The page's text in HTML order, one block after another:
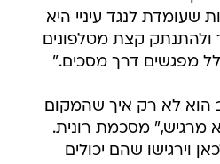
לנגד עיניי היא
ולהתנתק קצת מטלפונים
מפגשים דרך מסכים."
הוא לא רק איך שהמקום
מרגיש," מסכמת רונית.
וירגישו שהם יכולים